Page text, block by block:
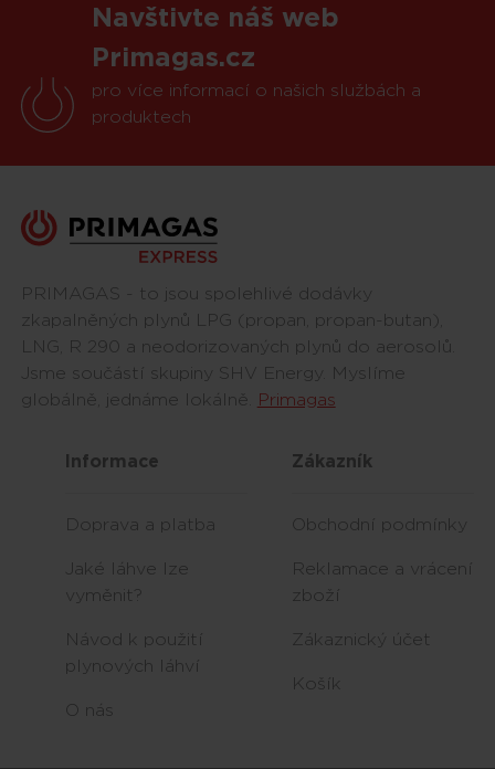
Navštivte náš web
Primagas.cz
pro více informací o našich službách a
produktech
PRIMAGAS - to jsou spolehlivé dodávky
zkapalněných plynů LPG (propan, propan-butan),
LNG, R 290 a neodorizovaných plynů do aerosolů.
Jsme součástí skupiny SHV Energy. Myslíme
globálně, jednáme lokálně. Primagas
Informace
Doprava a platba
Jaké láhve lze
vyměnit?
Návod k použití
plynových láhví
O nás
Zákazník
Obchodní podmínky
Reklamace a vrácení
zboží
Zákaznický účet
Košík